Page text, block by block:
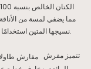
مما يضفي لمسة من
نسيجها المتين استخدامًا طويل الأمد، مع ملمس ناعم يضيف لمسة دافئة إلى مائدتك.